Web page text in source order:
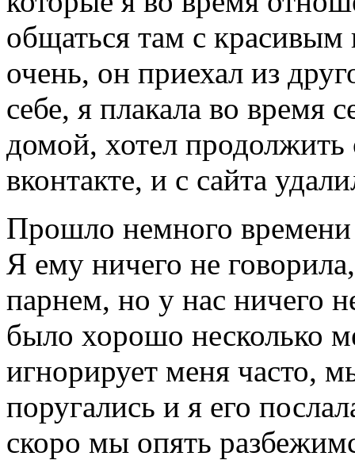
общаться там с
очень, он приехал из
себе, я плакала во время
домой, хотел продолжить
вконтакте, и с сайта
Прошло немного
Я ему ничего не
парнем, но у нас ничего
было хорошо несколько
игнорирует меня часто,
поругались и я его
скоро мы опять